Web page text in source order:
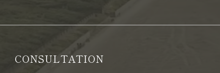
CONSULTATION